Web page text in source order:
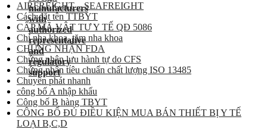
AIRFREIGHT – SEAFREIGHT
Cách đặt tên TTBYT
CẤP MÃ VẬT TƯ Y TẾ QĐ 5086
Chỉ nha khoa, tăm nha khoa
CHỨNG NHẬN FDA
Chứng nhận lưu hành tự do CFS
Chứng nhận tiêu chuẩn chất lượng ISO 13485
Chuyển phát nhanh
công bố A nhập khẩu
Công bố B hàng TBYT
CÔNG BỐ ĐỦ ĐIỀU KIỆN MUA BÁN THIẾT BỊ Y TẾ
LOẠI B,C,D